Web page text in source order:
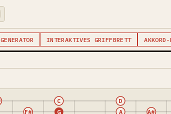
INTERAKTIVES GRIFFBRETT
F# G A A#
C D